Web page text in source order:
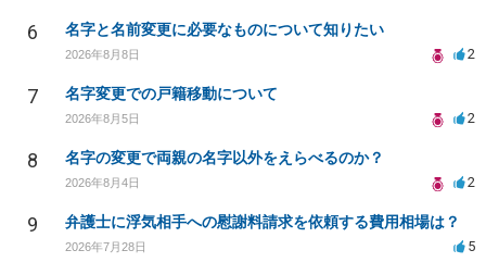
6 名字と名前変更に必要なものについて知りたい
2026年8月8日 2
7 名字変更での戸籍移動について
2026年8月5日 2
8 名字の変更で両親の名字以外をえらべるのか？
2026年8月4日 2
9 弁護士に浮気相手への慰謝料請求を依頼する費用相場は？
2026年7月28日 5